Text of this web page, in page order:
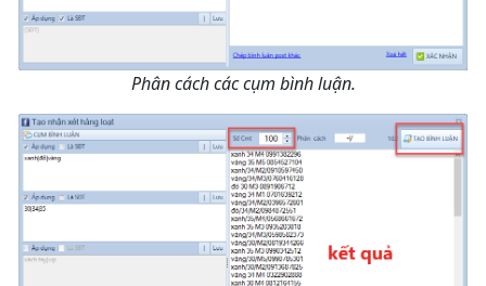
Phân cách các cụm bình luận.